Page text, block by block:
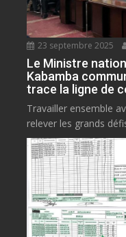
23 septembre 2025
Le Ministre
Kabamba
trace la ligne de
Travailler ensemble
relever les grands